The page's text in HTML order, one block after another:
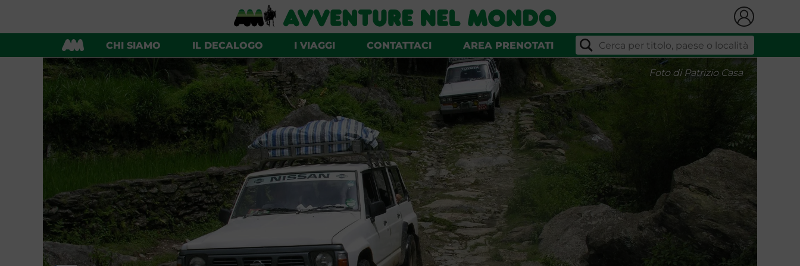
CHI SIAMO IL DECALOGO I VIAGGI CONTATTACI AREA PRENOTATI
Foto di Patrizio Casa